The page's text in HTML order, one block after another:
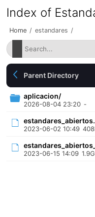
Index of
Home / estandares /
Parent Directory
aplicacion/
2026-08-04 23:20 -
2023-06-02 10:49
2023-06-15 14:09 1.9G